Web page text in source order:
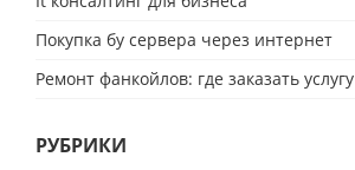
Покупка бу сервера через интернет
Ремонт фанкойлов: где заказать услугу
РУБРИКИ